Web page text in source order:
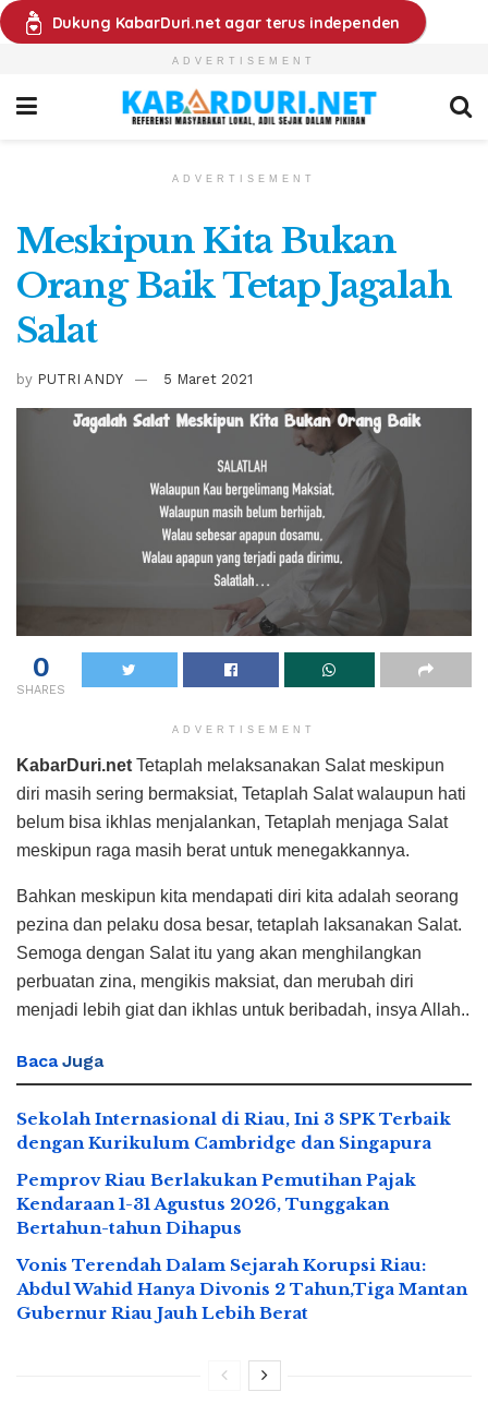
Dukung KabarDuri.net agar terus independen
ADVERTISEMENT
ADVERTISEMENT
Meskipun Kita Bukan
Orang Baik Tetap Jagalah
Salat
by PUTRI ANDY 5 Maret 2021
0
SHARES
ADVERTISEMENT
KabarDuri.net Tetaplah melaksanakan Salat meskipun
diri masih sering bermaksiat, Tetaplah Salat walaupun hati
belum bisa ikhlas menjalankan, Tetaplah menjaga Salat
meskipun raga masih berat untuk menegakkannya.
Bahkan meskipun kita mendapati diri kita adalah seorang
pezina dan pelaku dosa besar, tetaplah laksanakan Salat.
Semoga dengan Salat itu yang akan menghilangkan
perbuatan zina, mengikis maksiat, dan merubah diri
menjadi lebih giat dan ikhlas untuk beribadah, insya Allah..
Baca Juga
Sekolah Internasional di Riau, Ini 3 SPK Terbaik
dengan Kurikulum Cambridge dan Singapura
Pemprov Riau Berlakukan Pemutihan Pajak
Kendaraan 1-31 Agustus 2026, Tunggakan
Bertahun-tahun Dihapus
Vonis Terendah Dalam Sejarah Korupsi Riau:
Abdul Wahid Hanya Divonis 2 Tahun,Tiga Mantan
Gubernur Riau Jauh Lebih Berat